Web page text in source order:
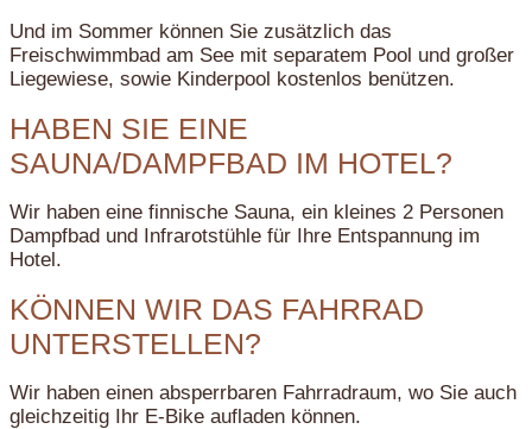
Und im Sommer können Sie zusätzlich das
Freischwimmbad am See mit separatem Pool und großer
Liegewiese, sowie Kinderpool kostenlos benützen.
HABEN SIE EINE
SAUNA/DAMPFBAD IM HOTEL?
Wir haben eine finnische Sauna, ein kleines 2 Personen
Dampfbad und Infrarotstühle für Ihre Entspannung im
Hotel.
KÖNNEN WIR DAS FAHRRAD
UNTERSTELLEN?
Wir haben einen absperrbaren Fahrradraum, wo Sie auch
gleichzeitig Ihr E-Bike aufladen können.